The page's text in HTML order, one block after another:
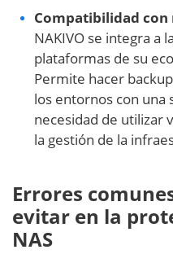
Compatibilidad
NAKIVO se integra a
plataformas de su
Permite hacer
los entornos con una
necesidad de utilizar
la gestión de la
Errores
evitar en la
NAS